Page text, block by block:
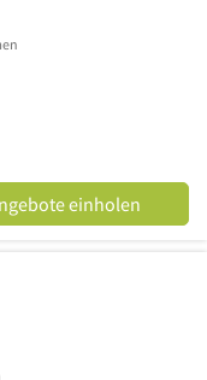
einholen